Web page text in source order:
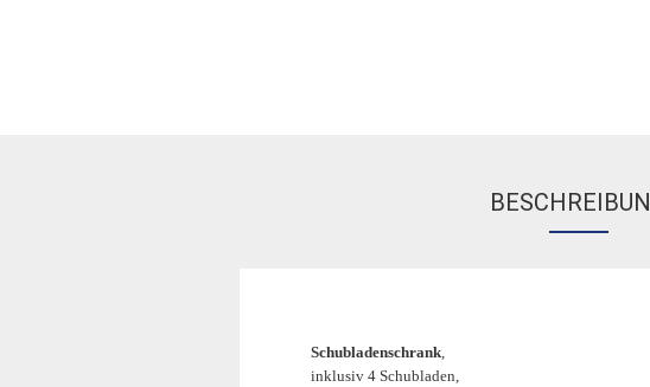
Schubladenschrank,
inklusiv 4 Schubladen,